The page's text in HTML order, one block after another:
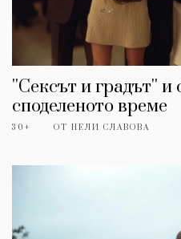
''Сексът и градът'' и
споделеното време
30+ ОТ НЕЛИ СЛАВОВА